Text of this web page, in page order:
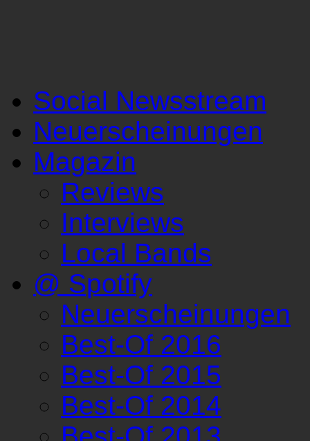
Social Newsstream
Neuerscheinungen
Magazin
Reviews
Interviews
Local Bands
@ Spotify
Neuerscheinungen
Best-Of 2016
Best-Of 2015
Best-Of 2014